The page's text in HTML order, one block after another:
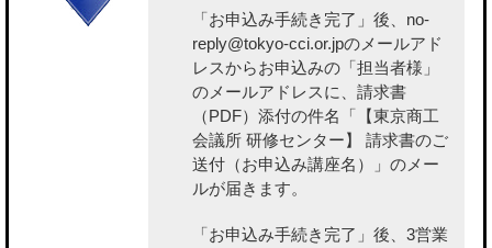
「お申込み手続き完了」後、no-
reply@tokyo-cci.or.jpのメールアド
レスからお申込みの「担当者様」
のメールアドレスに、請求書
（PDF）添付の件名「【東京商工
会議所 研修センター】 請求書のご
送付（お申込み講座名）」のメー
ルが届きます。
「お申込み手続き完了」後、3営業